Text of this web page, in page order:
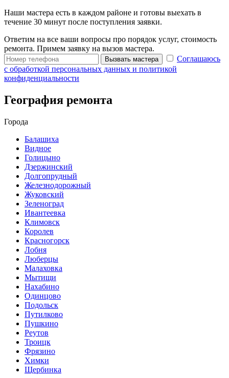
Наши мастера есть в каждом районе и готовы выехать в
течение 30 минут после поступления заявки.
Ответим на все ваши вопросы про порядок услуг, стоимость
ремонта. Примем заявку на вызов мастера.
Вызвать мастера
Соглашаюсь
с обработкой персональных данных и политикой
конфиденциальности
География ремонта
Города
Балашиха
Видное
Голицыно
Дзержинский
Долгопрудный
Железнодорожный
Жуковский
Зеленоград
Ивантеевка
Климовск
Королев
Красногорск
Лобня
Люберцы
Малаховка
Мытищи
Нахабино
Одинцово
Подольск
Путилково
Пушкино
Реутов
Троицк
Фрязино
Химки
Щербинка